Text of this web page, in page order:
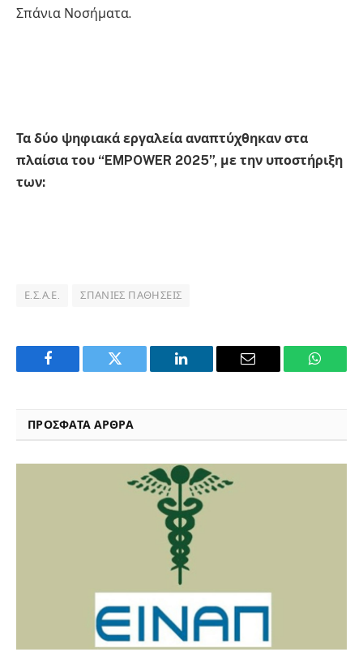
Σπάνια Νοσήματα.
Τα δύο ψηφιακά εργαλεία αναπτύχθηκαν στα
πλαίσια του “EMPOWER 2025”, με την υποστήριξη
των:
Ε.Σ.Α.Ε. ΣΠΆΝΙΕΣ ΠΑΘΉΣΕΙΣ
Facebook Twitter LinkedIn Email
ΠΡΟΣΦΑΤΑ ΑΡΘΡΑ